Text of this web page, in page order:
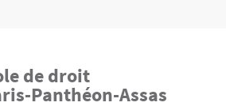
de droit
Panthéon-Assas